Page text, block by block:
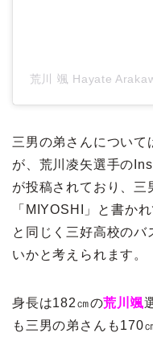
荒川 颯 Hayate
三男の弟さんについて
が、荒川凌矢選手の
が投稿されており、三
「MIYOSHI」と書か
と同じく三好高校のバ
いかと考えられます。
身長は182㎝の荒川颯
も三男の弟さんも170